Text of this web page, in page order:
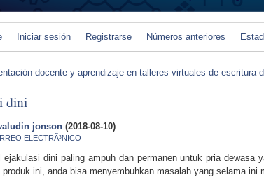
Iniciar sesión Registrarse Números anteriores
docente y aprendizaje en talleres virtuales de escritura
dini
jonson (2018-08-10)
ELECTRÃ³NICO
ejakulasi dini paling ampuh dan permanen untuk pria dewasa
produk ini, anda bisa menyembuhkan masalah yang selama ini